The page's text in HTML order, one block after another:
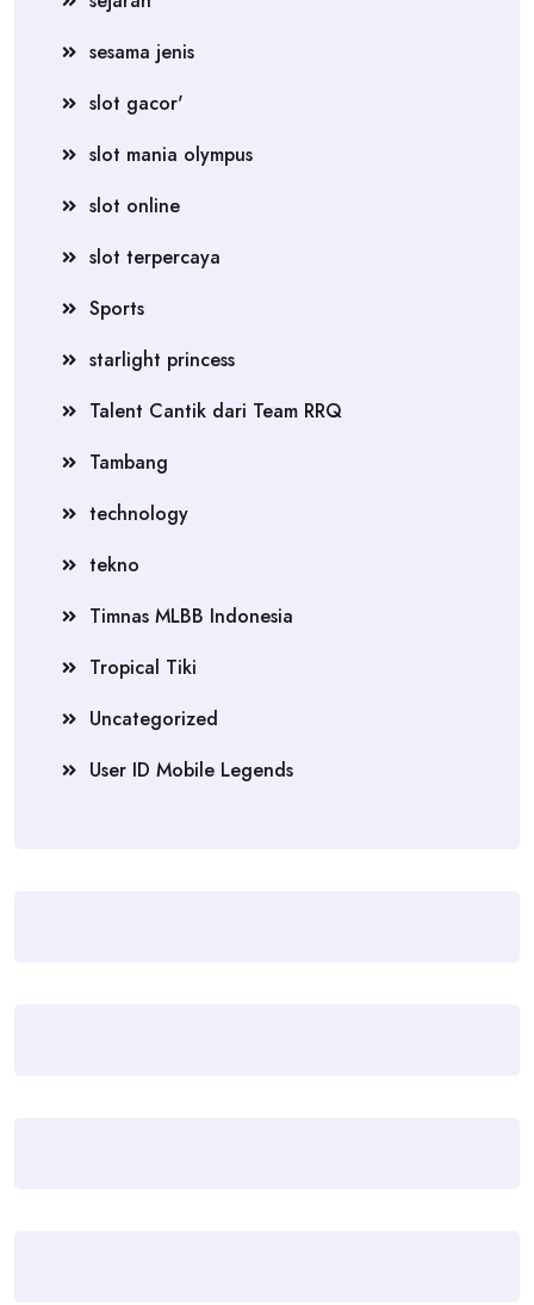
sesama jenis
slot gacor'
slot mania olympus
slot online
slot terpercaya
Sports
starlight princess
Talent Cantik dari Team RRQ
Tambang
technology
tekno
Timnas MLBB Indonesia
Tropical Tiki
Uncategorized
User ID Mobile Legends